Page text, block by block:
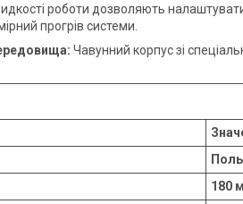
роботи дозволяють
прогрів системи.
Чавунний корпус зі
180